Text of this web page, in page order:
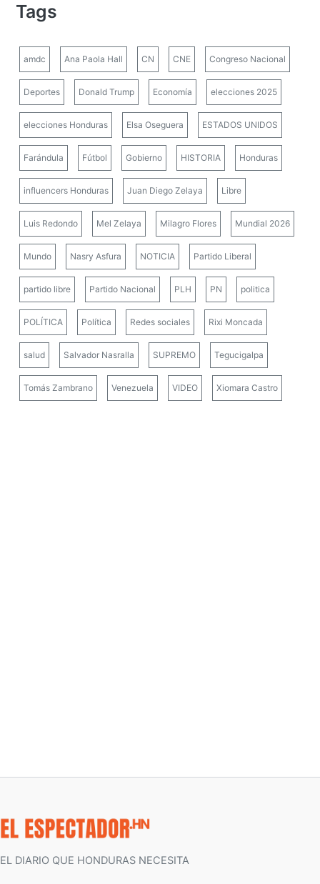
Tags
amdc Ana Paola Hall CN CNE Congreso Nacional
Deportes Donald Trump Economía elecciones 2025
elecciones Honduras Elsa Oseguera ESTADOS UNIDOS
Farándula Fútbol Gobierno HISTORIA Honduras
influencers Honduras Juan Diego Zelaya Libre
Luis Redondo Mel Zelaya Milagro Flores Mundial 2026
Mundo Nasry Asfura NOTICIA Partido Liberal
partido libre Partido Nacional PLH PN politica
POLÍTICA Política Redes sociales Rixi Moncada
salud Salvador Nasralla SUPREMO Tegucigalpa
Tomás Zambrano Venezuela VIDEO Xiomara Castro
EL DIARIO QUE HONDURAS NECESITA